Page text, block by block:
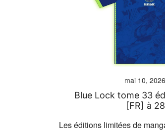
mai 10, 2026
Blue Lock tome 33
[FR] à
Les éditions limitées de